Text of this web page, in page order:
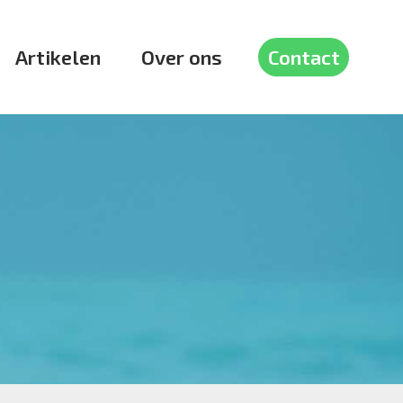
Artikelen Over ons Contact